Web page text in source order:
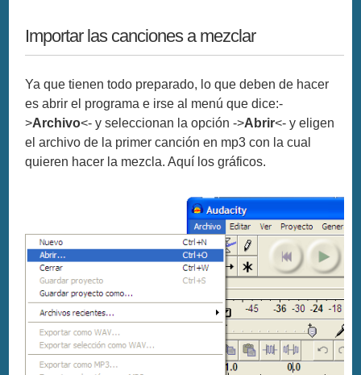
Importar las canciones a mezclar
Ya que tienen todo preparado, lo que deben de hacer
es abrir el programa e irse al menú que dice:-
>Archivo<- y seleccionan la opción ->Abrir<- y eligen
el archivo de la primer canción en mp3 con la cual
quieren hacer la mezcla. Aquí los gráficos.